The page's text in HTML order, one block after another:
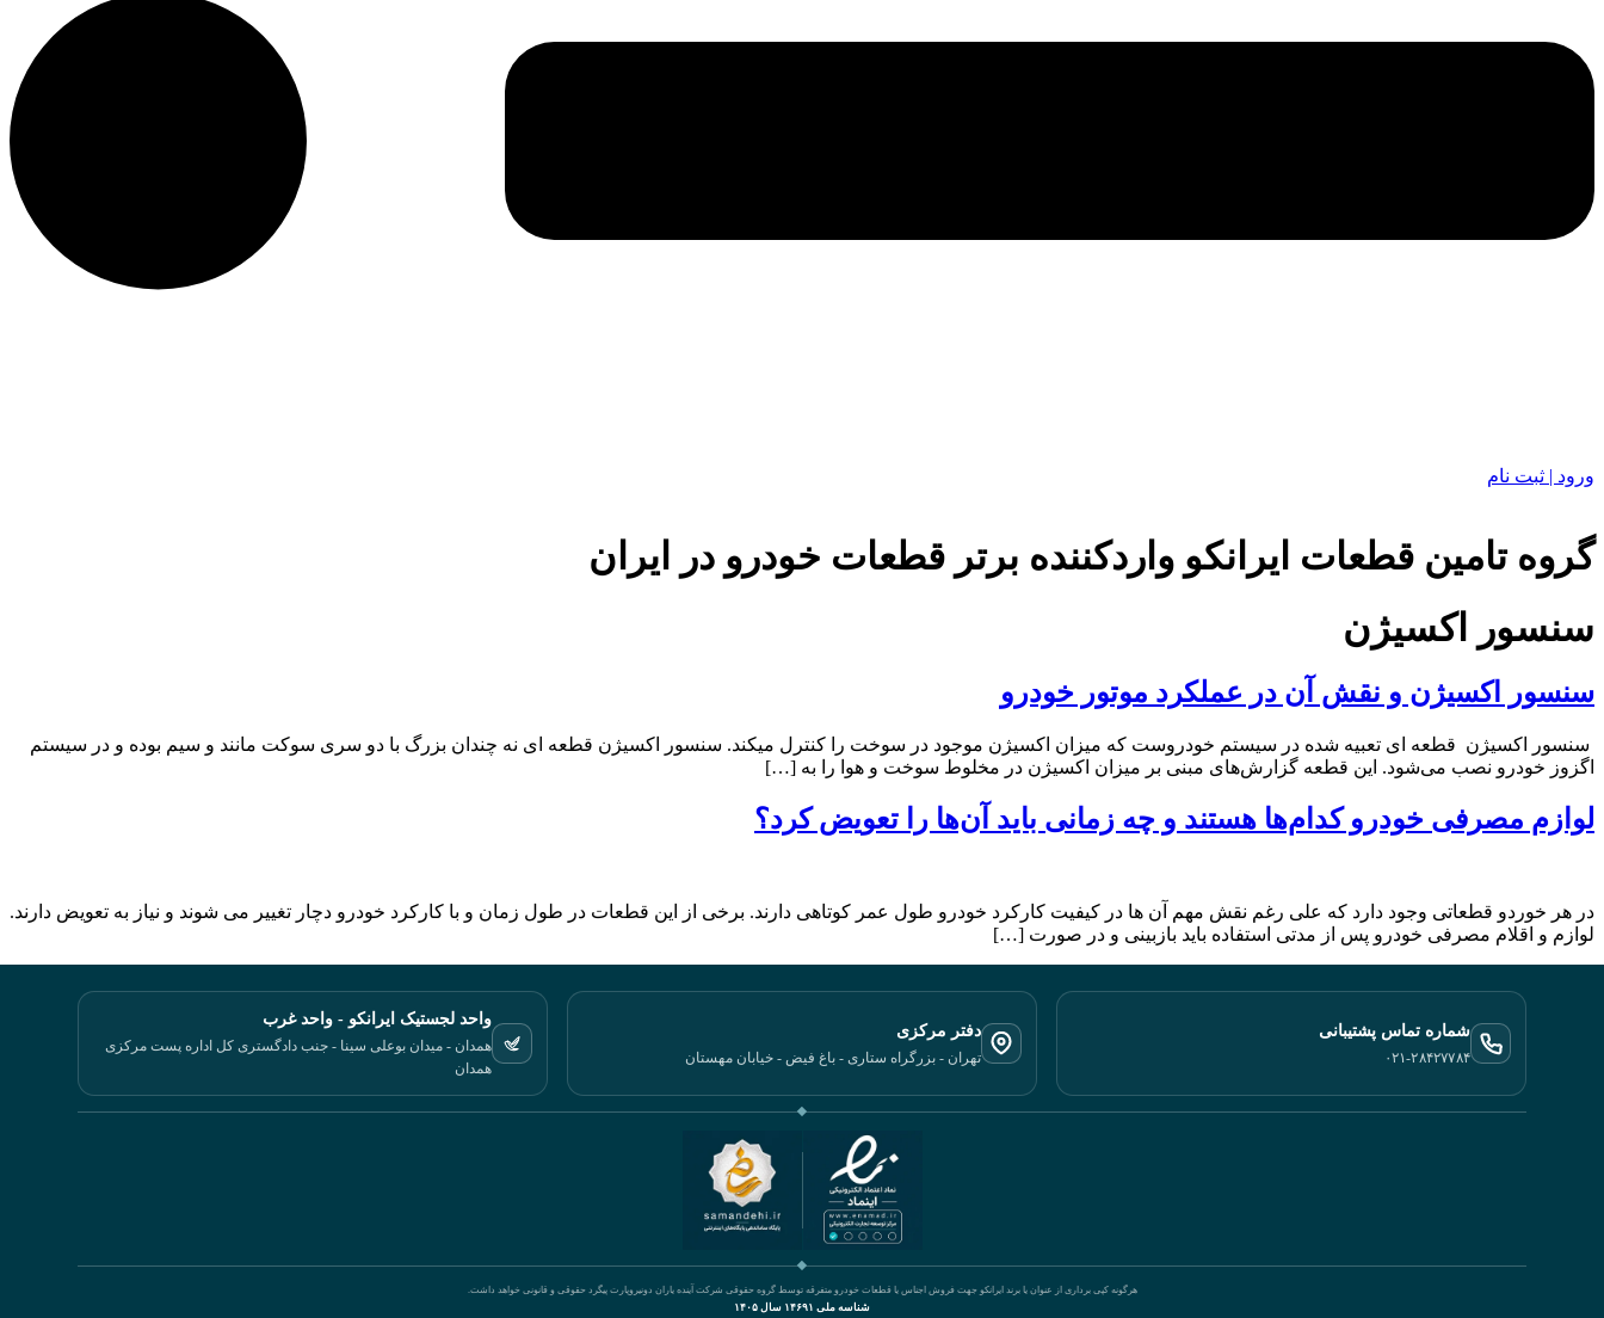
ورود | ثبت نام
گروه تامین قطعات ایرانکو واردکننده برتر قطعات خودرو در ایران
سنسور اکسیژن
سنسور اکسیژن و نقش آن در عملکرد موتور خودرو
‬سنسور‭ ‬اکسیژن‭ ‬‮ ‬قطعه‭ ‬ای‭ ‬تعبیه‭ ‬شده‭ ‬در‭ ‬سیستم‭ ‬خودروست‭ ‬که‭ ‬میزان‭ ‬اکسیژن‭ ‬موجود‭ ‬در‭ ‬سوخت‭ ‬را‭ ‬کنترل‭ ‬میکند. سنسور اکسیژن قطعه ای نه چندان بزرگ با دو سری سوکت مانند و سیم بوده و در سیستم
اگزوز خودرو نصب می‌شود. این قطعه گزارش‌های مبنی بر میزان اکسیژن در مخلوط سوخت و هوا را به […]
لوازم مصرفی خودرو کدام‌ها هستند و چه زمانی باید آن‌ها را تعویض کرد؟
‬در هر خوردو قطعاتی وجود دارد که علی رغم نقش مهم آن ها در کیفیت کارکرد خودرو طول عمر کوتاهی دارند. برخی از این قطعات در طول زمان و با کارکرد خودرو دچار تغییر می شوند و نیاز به تعویض دارند.
لوازم و اقلام مصرفی خودرو پس از مدتی استفاده باید بازبینی و در صورت […]
شماره تماس پشتیبانی
۰۲۱-۲۸۴۲۷۷۸۴
دفتر مرکزی
تهران - بزرگراه ستاری - باغ فیض - خیابان مهستان
واحد لجستیک ایرانکو - واحد غرب
همدان - میدان بوعلی سینا - جنب دادگستری کل اداره پست مرکزی
همدان
هرگونه کپی برداری از عنوان یا برند ایرانکو جهت فروش اجناس یا قطعات خودرو متفرقه توسط گروه حقوقی شرکت آینده یاران دونیروپارت پیگرد حقوقی و قانونی خواهد داشت.
شناسه ملی ۱۴۶۹۱ سال ۱۴۰۵